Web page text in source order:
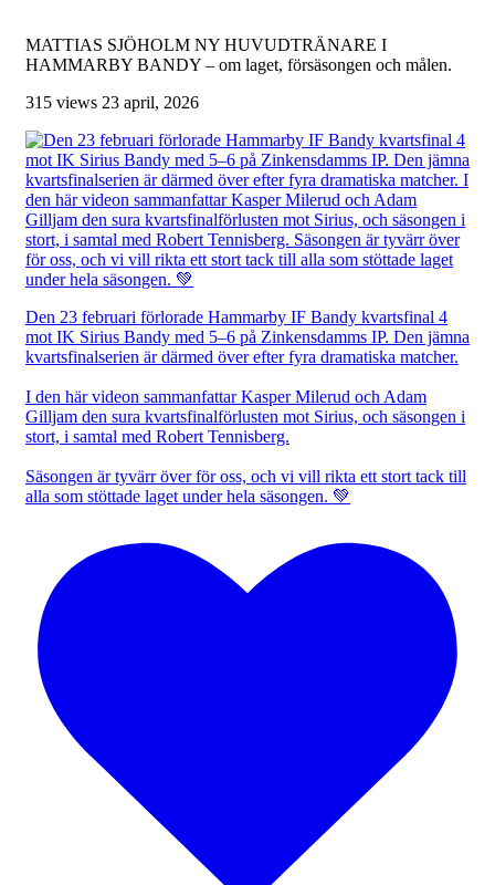
MATTIAS SJÖHOLM NY HUVUDTRÄNARE I
HAMMARBY BANDY – om laget, försäsongen och målen.
315 views 23 april, 2026
Den 23 februari förlorade Hammarby IF Bandy kvartsfinal 4
mot IK Sirius Bandy med 5–6 på Zinkensdamms IP. Den jämna
kvartsfinalserien är därmed över efter fyra dramatiska matcher.
I den här videon sammanfattar Kasper Milerud och Adam
Gilljam den sura kvartsfinalförlusten mot Sirius, och säsongen i
stort, i samtal med Robert Tennisberg.
Säsongen är tyvärr över för oss, och vi vill rikta ett stort tack till
alla som stöttade laget under hela säsongen. 💚